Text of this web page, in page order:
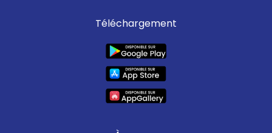
Téléchargement